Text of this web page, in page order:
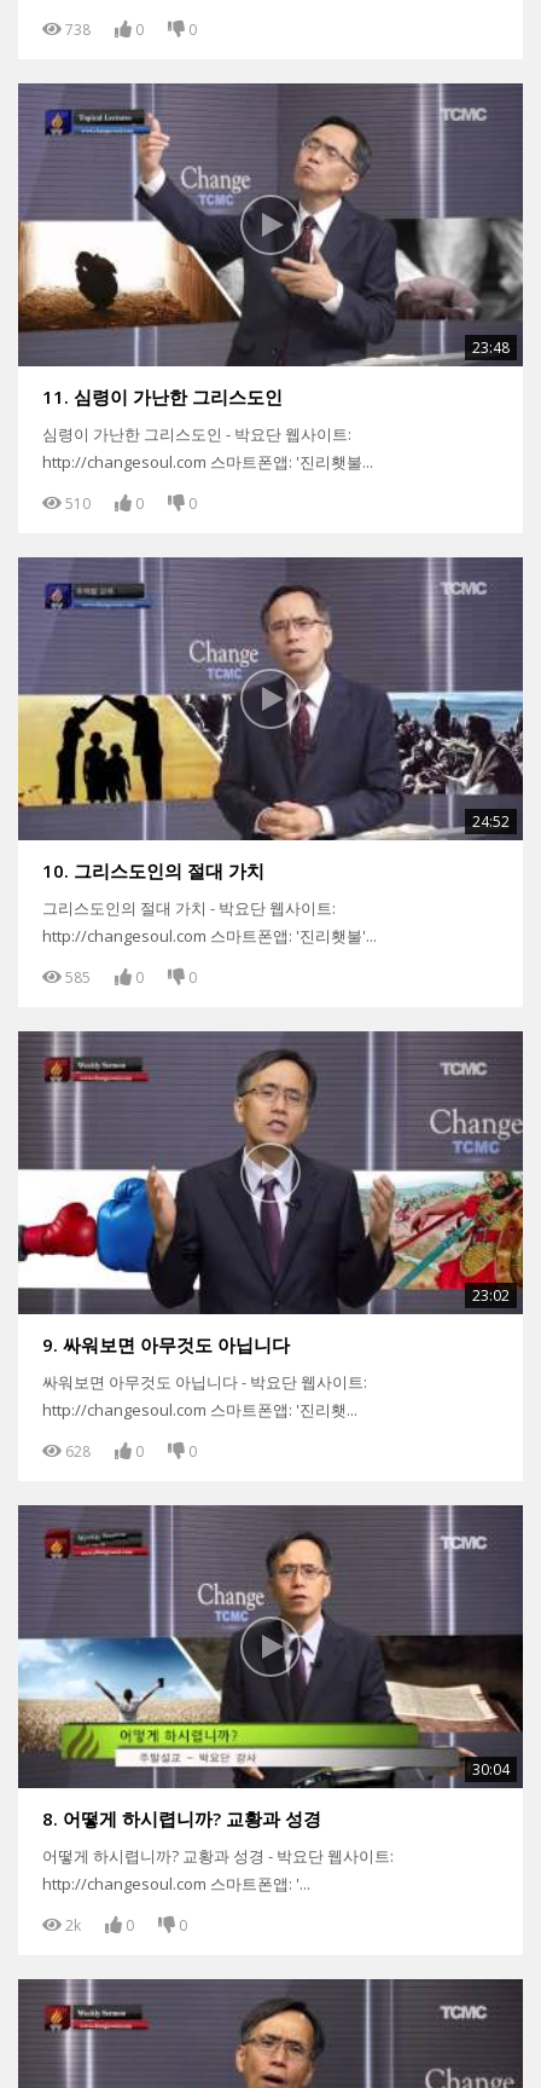
738 0 0
23:48
11. 심령이 가난한 그리스도인
심령이 가난한 그리스도인 - 박요단 웹사이트:
http://changesoul.com 스마트폰앱: '진리횃불...
510 0 0
24:52
10. 그리스도인의 절대 가치
그리스도인의 절대 가치 - 박요단 웹사이트:
http://changesoul.com 스마트폰앱: '진리횃불'...
585 0 0
23:02
9. 싸워보면 아무것도 아닙니다
싸워보면 아무것도 아닙니다 - 박요단 웹사이트:
http://changesoul.com 스마트폰앱: '진리횃...
628 0 0
30:04
8. 어떻게 하시렵니까? 교황과 성경
어떻게 하시렵니까? 교황과 성경 - 박요단 웹사이트:
http://changesoul.com 스마트폰앱: '...
2k 0 0